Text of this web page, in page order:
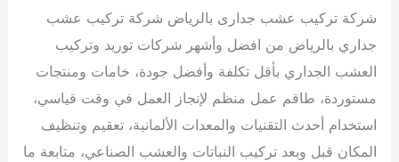
شركة تركيب عشب جدارى بالرياض شركة تركيب عشب
جداري بالرياض من افضل وأشهر شركات توريد وتركيب
العشب الجداري بأقل تكلفة وأفضل جودة، خامات ومنتجات
مستوردة، طاقم عمل منظم لإنجاز العمل في وقت قياسي،
استخدام أحدث التقنيات والمعدات الألمانية، تعقيم وتنظيف
المكان قبل وبعد تركيب النباتات والعشب الصناعي، متابعة ما